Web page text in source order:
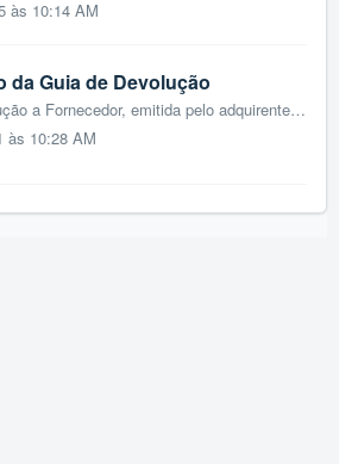
às 10:14 AM
da Guia de Devolução
A Guia de Devolução a Fornecedor, emitida pelo adquirente dos bens, é válida como documento de transporte nos termos do Regime dos Bens em Circulação. Por t...
às 10:28 AM